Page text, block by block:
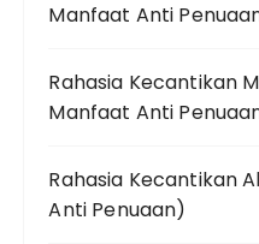
Manfaat Anti
Rahasia Kecantikan
Manfaat Anti
Rahasia Kecantikan
Anti Penuaan)